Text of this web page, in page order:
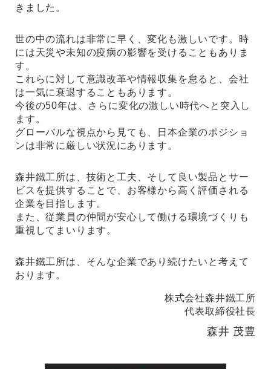
きました。
世の中の流れは非常に早く、変化も激しいです。時
には天災や未知の疫病の影響を受けることもありま
す。
これらに対して意識改革や情報収集を怠ると、会社
は一気に衰退することもあります。
今後の50年は、さらに変化の激しい時代へと突入し
ます。
グローバルな視点から見ても、日本企業のポジショ
ンは非常に厳しい状況にあります。
森井鐵工所は、技術と工夫、そして良い製品とサー
ビスを提供することで、お客様から高く評価される
企業を目指します。
また、従業員の仲間が安心して働ける環境づくりも
重視してまいります。
森井鐵工所は、そんな企業であり続けたいと考えて
おります。
株式会社森井鐵工所
代表取締役社長
森井 茂豊